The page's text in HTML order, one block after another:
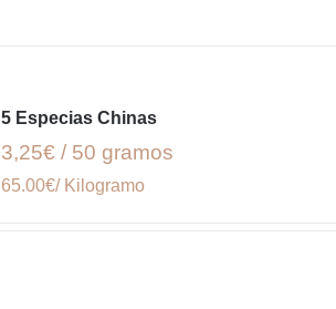
5 Especias Chinas
3,25€ / 50 gramos
65.00€/ Kilogramo